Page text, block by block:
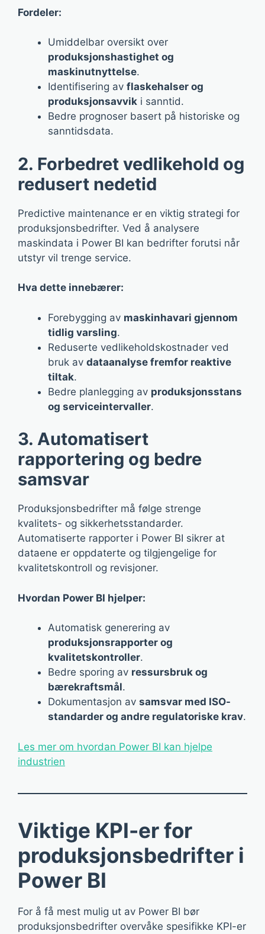
Fordeler:
Umiddelbar oversikt over
produksjonshastighet og
maskinutnyttelse.
Identifisering av flaskehalser og
produksjonsavvik i sanntid.
Bedre prognoser basert på historiske og
sanntidsdata.
2. Forbedret vedlikehold og
redusert nedetid
Predictive maintenance er en viktig strategi for
produksjonsbedrifter. Ved å analysere
maskindata i Power BI kan bedrifter forutsi når
utstyr vil trenge service.
Hva dette innebærer:
Forebygging av maskinhavari gjennom
tidlig varsling.
Reduserte vedlikeholdskostnader ved
bruk av dataanalyse fremfor reaktive
tiltak.
Bedre planlegging av produksjonsstans
og serviceintervaller.
3. Automatisert
rapportering og bedre
samsvar
Produksjonsbedrifter må følge strenge
kvalitets- og sikkerhetsstandarder.
Automatiserte rapporter i Power BI sikrer at
dataene er oppdaterte og tilgjengelige for
kvalitetskontroll og revisjoner.
Hvordan Power BI hjelper:
Automatisk generering av
produksjonsrapporter og
kvalitetskontroller.
Bedre sporing av ressursbruk og
bærekraftsmål.
Dokumentasjon av samsvar med ISO-
standarder og andre regulatoriske krav.
Les mer om hvordan Power BI kan hjelpe
industrien
Viktige KPI-er for
produksjonsbedrifter i
Power BI
For å få mest mulig ut av Power BI bør
produksjonsbedrifter overvåke spesifikke KPI-er